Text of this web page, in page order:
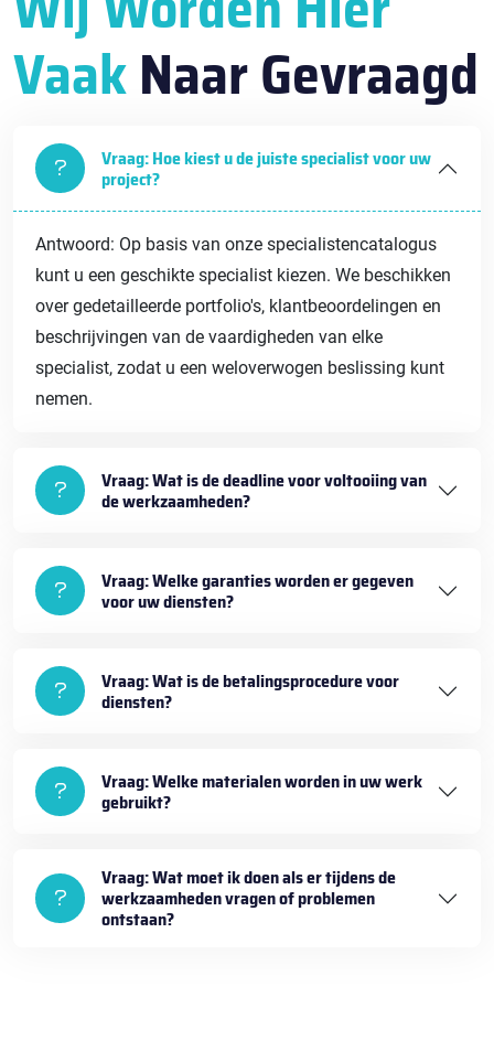
VaakNaar Gevraagd
Vraag: Hoe kiest u de juiste specialist voor uw
project?
Antwoord: Op basis van onze specialistencatalogus
kunt u een geschikte specialist kiezen. We beschikken
over gedetailleerde portfolio's, klantbeoordelingen en
beschrijvingen van de vaardigheden van elke
specialist, zodat u een weloverwogen beslissing kunt
nemen.
Vraag: Wat is de deadline voor voltooiing van
de werkzaamheden?
Vraag: Welke garanties worden er gegeven
voor uw diensten?
Vraag: Wat is de betalingsprocedure voor
diensten?
Vraag: Welke materialen worden in uw werk
gebruikt?
Vraag: Wat moet ik doen als er tijdens de
werkzaamheden vragen of problemen
ontstaan?